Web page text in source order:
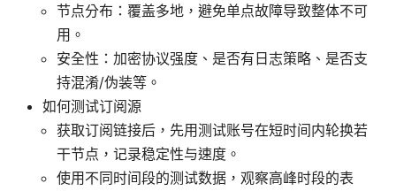
节点分布：覆盖多地，避免单点故障导致整体不可
用。
安全性：加密协议强度、是否有日志策略、是否支
持混淆/伪装等。
如何测试订阅源
获取订阅链接后，先用测试账号在短时间内轮换若
干节点，记录稳定性与速度。
使用不同时间段的测试数据，观察高峰时段的表